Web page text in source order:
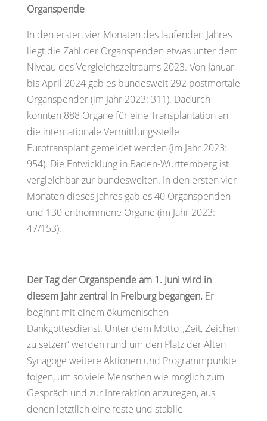
Organspende
In den ersten vier Monaten des laufenden Jahres
liegt die Zahl der Organspenden etwas unter dem
Niveau des Vergleichszeitraums 2023. Von Januar
bis April 2024 gab es bundesweit 292 postmortale
Organspender (im Jahr 2023: 311). Dadurch
konnten 888 Organe für eine Transplantation an
die internationale Vermittlungsstelle
Eurotransplant gemeldet werden (im Jahr 2023:
954). Die Entwicklung in Baden-Württemberg ist
vergleichbar zur bundesweiten. In den ersten vier
Monaten dieses Jahres gab es 40 Organspenden
und 130 entnommene Organe (im Jahr 2023:
47/153).
Der Tag der Organspende am 1. Juni wird in
diesem Jahr zentral in Freiburg begangen. Er
beginnt mit einem ökumenischen
Dankgottesdienst. Unter dem Motto „Zeit, Zeichen
zu setzen“ werden rund um den Platz der Alten
Synagoge weitere Aktionen und Programmpunkte
folgen, um so viele Menschen wie möglich zum
Gespräch und zur Interaktion anzuregen, aus
denen letztlich eine feste und stabile